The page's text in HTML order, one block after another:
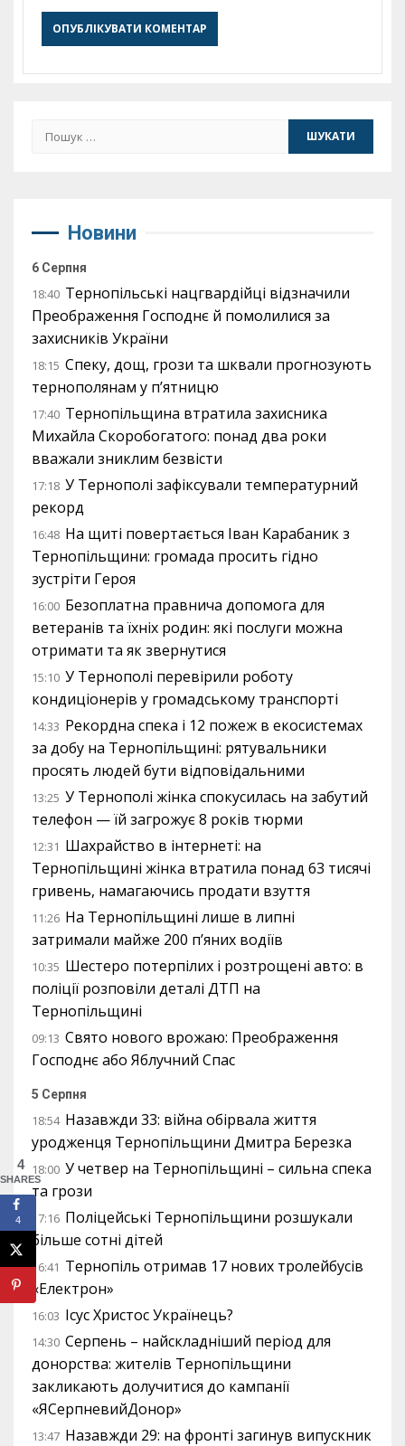
Пошук:
Новини
6 Серпня
18:40 Тернопільські нацгвардійці відзначили
Преображення Господнє й помолилися за
захисників України
18:15 Спеку, дощ, грози та шквали прогнозують
тернополянам у п’ятницю
17:40 Тернопільщина втратила захисника
Михайла Скоробогатого: понад два роки
вважали зниклим безвісти
17:18 У Тернополі зафіксували температурний
рекорд
16:48 На щиті повертається Іван Карабаник з
Тернопільщини: громада просить гідно
зустріти Героя
16:00 Безоплатна правнича допомога для
ветеранів та їхніх родин: які послуги можна
отримати та як звернутися
15:10 У Тернополі перевірили роботу
кондиціонерів у громадському транспорті
14:33 Рекордна спека і 12 пожеж в екосистемах
за добу на Тернопільщині: рятувальники
просять людей бути відповідальними
13:25 У Тернополі жінка спокусилась на забутий
телефон — їй загрожує 8 років тюрми
12:31 Шахрайство в інтернеті: на
Тернопільщині жінка втратила понад 63 тисячі
гривень, намагаючись продати взуття
11:26 На Тернопільщині лише в липні
затримали майже 200 п’яних водіїв
10:35 Шестеро потерпілих і розтрощені авто: в
поліції розповіли деталі ДТП на
Тернопільщині
09:13 Свято нового врожаю: Преображення
Господнє або Яблучний Спас
5 Серпня
18:54 Назавжди 33: війна обірвала життя
уродженця Тернопільщини Дмитра Березка
18:00 У четвер на Тернопільщині – сильна спека
та грози
17:16 Поліцейські Тернопільщини розшукали
більше сотні дітей
16:41 Тернопіль отримав 17 нових тролейбусів
«Електрон»
16:03 Ісус Христос Українець?
14:30 Серпень – найскладніший період для
донорства: жителів Тернопільщини
закликають долучитися до кампанії
«ЯСерпневийДонор»
13:47 Назавжди 29: на фронті загинув випускник
4
SHARES
4